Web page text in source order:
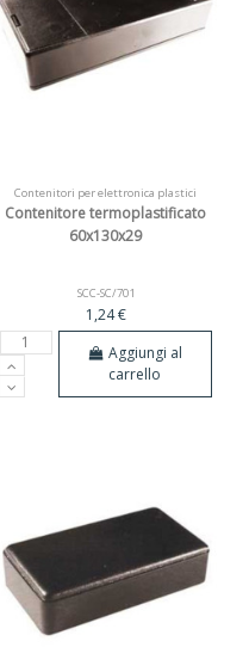
Contenitori per elettronica plastici
Contenitore termoplastificato
60x130x29
SCC-SC/701
1,24 €
Aggiungi al
carrello